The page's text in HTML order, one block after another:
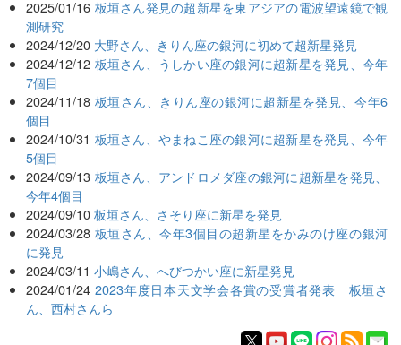
2025/01/16 板垣さん発見の超新星を東アジアの電波望遠鏡で観
測研究
2024/12/20 大野さん、きりん座の銀河に初めて超新星発見
2024/12/12 板垣さん、うしかい座の銀河に超新星を発見、今年
7個目
2024/11/18 板垣さん、きりん座の銀河に超新星を発見、今年6
個目
2024/10/31 板垣さん、やまねこ座の銀河に超新星を発見、今年
5個目
2024/09/13 板垣さん、アンドロメダ座の銀河に超新星を発見、
今年4個目
2024/09/10 板垣さん、さそり座に新星を発見
2024/03/28 板垣さん、今年3個目の超新星をかみのけ座の銀河
に発見
2024/03/11 小嶋さん、へびつかい座に新星発見
2024/01/24 2023年度日本天文学会各賞の受賞者発表 板垣さ
ん、西村さんら